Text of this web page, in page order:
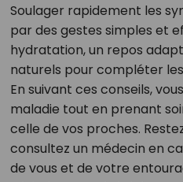
Soulager rapidement les
par des gestes simples et
hydratation, un repos
naturels pour compléter
En suivant ces conseils,
maladie tout en prenant
celle de vos proches.
consultez un médecin en
de vous et de votre